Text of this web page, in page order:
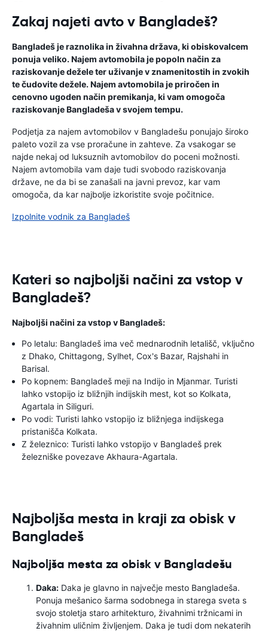
Zakaj najeti avto v Bangladeš?
Bangladeš je raznolika in živahna država, ki obiskovalcem
ponuja veliko. Najem avtomobila je popoln način za
raziskovanje dežele ter uživanje v znamenitostih in zvokih
te čudovite dežele. Najem avtomobila je priročen in
cenovno ugoden način premikanja, ki vam omogoča
raziskovanje Bangladeša v svojem tempu.
Podjetja za najem avtomobilov v Bangladešu ponujajo široko
paleto vozil za vse proračune in zahteve. Za vsakogar se
najde nekaj od luksuznih avtomobilov do poceni možnosti.
Najem avtomobila vam daje tudi svobodo raziskovanja
države, ne da bi se zanašali na javni prevoz, kar vam
omogoča, da kar najbolje izkoristite svoje počitnice.
Izpolnite vodnik za Bangladeš
Kateri so najboljši načini za vstop v
Bangladeš?
Najboljši načini za vstop v Bangladeš:
Po letalu: Bangladeš ima več mednarodnih letališč, vključno
z Dhako, Chittagong, Sylhet, Cox's Bazar, Rajshahi in
Barisal.
Po kopnem: Bangladeš meji na Indijo in Mjanmar. Turisti
lahko vstopijo iz bližnjih indijskih mest, kot so Kolkata,
Agartala in Siliguri.
Po vodi: Turisti lahko vstopijo iz bližnjega indijskega
pristanišča Kolkata.
Z železnico: Turisti lahko vstopijo v Bangladeš prek
železniške povezave Akhaura-Agartala.
Najboljša mesta in kraji za obisk v
Bangladeš
Najboljša mesta za obisk v Bangladešu
Daka: Daka je glavno in največje mesto Bangladeša.
Ponuja mešanico šarma sodobnega in starega sveta s
svojo stoletja staro arhitekturo, živahnimi tržnicami in
živahnim uličnim življenjem. Daka je tudi dom nekaterih